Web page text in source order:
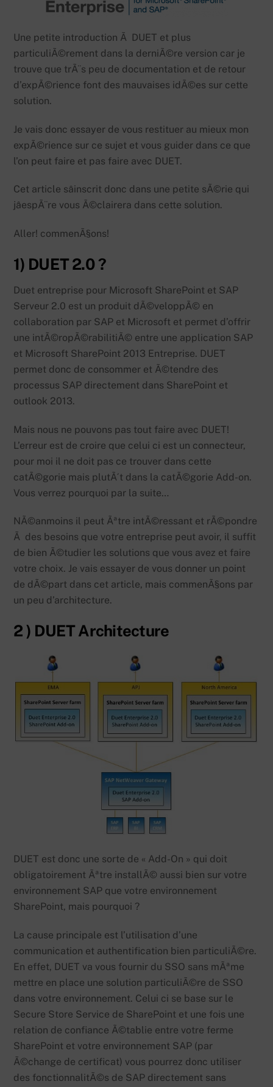
Une petite introduction Ã DUET et plus
particuliÃ©rement dans la derniÃ©re version car je
trouve que trÃ¨s peu de documentation et de retour
d’expÃ©rience font des mauvaises idÃ©es sur cette
solution.
Je vais donc essayer de vous restituer au mieux mon
expÃ©rience sur ce sujet et vous guider dans ce que
l’on peut faire et pas faire avec DUET.
Cet article sâinscrit donc dans une petite sÃ©rie qui
jâespÃ¨re vous Ã©clairera dans cette solution.
Aller! commenÃ§ons!
1) DUET 2.0 ?
Duet entreprise pour Microsoft SharePoint et SAP
Serveur 2.0 est un produit dÃ©veloppÃ© en
collaboration par SAP et Microsoft et permet d’offrir
une intÃ©ropÃ©rabilitiÃ© entre une application SAP
et Microsoft SharePoint 2013 Entreprise. DUET
permet donc de consommer et Ã©tendre des
processus SAP directement dans SharePoint et
outlook 2013.
Mais nous ne pouvons pas tout faire avec DUET!
L’erreur est de croire que celui ci est un connecteur,
pour moi il ne doit pas ce trouver dans cette
catÃ©gorie mais plutÃ´t dans la catÃ©gorie Add-on.
Vous verrez pourquoi par la suite…
NÃ©anmoins il peut Ãªtre intÃ©ressant et rÃ©pondre
Ã des besoins que votre entreprise peut avoir, il suffit
de bien Ã©tudier les solutions que vous avez et faire
votre choix. Je vais essayer de vous donner un point
de dÃ©part dans cet article, mais commenÃ§ons par
un peu d’architecture.
2 ) DUET Architecture
DUET est donc une sorte de « Add-On » qui doit
obligatoirement Ãªtre installÃ© aussi bien sur votre
environnement SAP que votre environnement
SharePoint, mais pourquoi ?
La cause principale est l’utilisation d’une
communication et authentification bien particuliÃ©re.
En effet, DUET va vous fournir du SSO sans mÃªme
mettre en place une solution particuliÃ©re de SSO
dans votre environnement. Celui ci se base sur le
Secure Store Service de SharePoint et une fois une
relation de confiance Ã©tablie entre votre ferme
SharePoint et votre environnement SAP (par
Ã©change de certificat) vous pourrez donc utiliser
des fonctionnalitÃ©s de SAP directement sans